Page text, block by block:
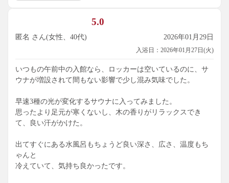
5.0
匿名 さん(女性、40代) 2026年01月29日
入浴日：2026年01月27日(火)
いつもの午前中の入館なら、ロッカーは空いているのに、サ
ウナが増設されて間もない影響で少し混み気味でした。
早速3種の光が変化するサウナに入ってみました。
思ったより足元が寒くないし、木の香りがリラックスでき
て、良い汗がかけた。
出てすぐにある水風呂もちょうど良い深さ、広さ、温度もち
ゃんと
冷えていて、気持ち良かったです。